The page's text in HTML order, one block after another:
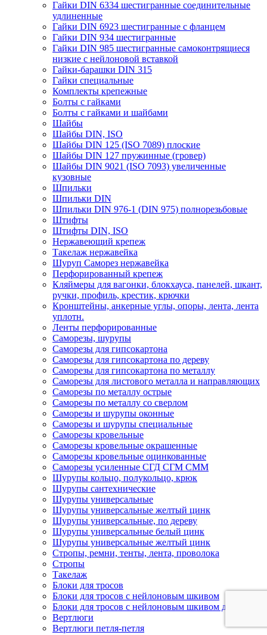
Гайки DIN 6334 шестигранные соединительные
удлиненные
Гайки DIN 6923 шестигранные с фланцем
Гайки DIN 934 шестигранные
Гайки DIN 985 шестигранные самоконтрящиеся
низкие с нейлоновой вставкой
Гайки-барашки DIN 315
Гайки специальные
Комплекты крепежные
Болты с гайками
Болты с гайками и шайбами
Шайбы
Шайбы DIN, ISO
Шайбы DIN 125 (ISO 7089) плоские
Шайбы DIN 127 пружинные (гровер)
Шайбы DIN 9021 (ISO 7093) увеличенные
кузовные
Шпильки
Шпильки DIN
Шпильки DIN 976-1 (DIN 975) полнорезьбовые
Штифты
Штифты DIN, ISO
Нержавеющий крепеж
Такелаж нержавейка
Шуруп Саморез нержавейка
Перфорированный крепеж
Кляймеры для вагонки, блокхауса, панелей, шкант,
ручки, профиль, крестик, крючки
Кронштейны, анкерные углы, опоры, лента, лента
уплотн.
Ленты перфорированные
Саморезы, шурупы
Саморезы для гипсокартона
Саморезы для гипсокартона по дереву
Саморезы для гипсокартона по металлу
Саморезы для листового металла и направляющих
Саморезы по металлу острые
Саморезы по металлу со сверлом
Саморезы и шурупы оконные
Саморезы и шурупы специальные
Саморезы кровельные
Саморезы кровельные окрашенные
Саморезы кровельные оцинкованные
Саморезы усиленные СГД СГМ СММ
Шурупы кольцо, полукольцо, крюк
Шурупы сантехнические
Шурупы универсальные
Шурупы универсальные желтый цинк
Шурупы универсальные, по дереву
Шурупы универсальные белый цинк
Шурупы универсальные желтый цинк
Стропы, ремни, тенты, лента, проволока
Стропы
Такелаж
Блоки для тросов
Блоки для тросов с нейлоновым шкивом
Блоки для тросов с нейлоновым шкивом двойные
Вертлюги
Вертлюги петля-петля